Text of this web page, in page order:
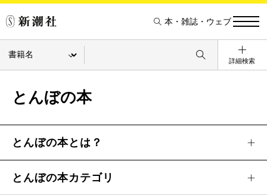
本・雑誌・ウェブ
詳細検索
とんぼの本
とんぼの本とは？
とんぼの本カテゴリ